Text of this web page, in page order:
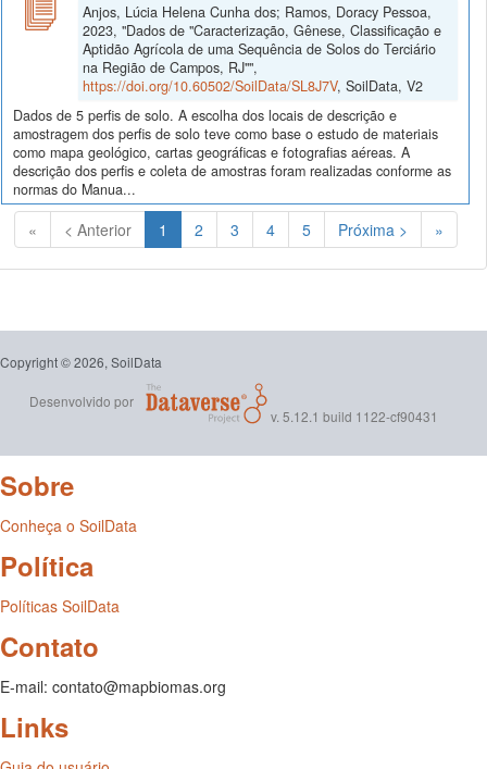
Anjos, Lúcia Helena Cunha dos; Ramos, Doracy Pessoa,
2023, "Dados de "Caracterização, Gênese, Classificação e
Aptidão Agrícola de uma Sequência de Solos do Terciário
na Região de Campos, RJ"",
https://doi.org/10.60502/SoilData/SL8J7V, SoilData, V2
Dados de 5 perfis de solo. A escolha dos locais de descrição e
amostragem dos perfis de solo teve como base o estudo de materiais
como mapa geológico, cartas geográficas e fotografias aéreas. A
descrição dos perfis e coleta de amostras foram realizadas conforme as
normas do Manua...
« < Anterior 1 (Atual)
2 3 4 5 Próxima > »
Copyright © 2026, SoilData
Desenvolvido por
v. 5.12.1 build 1122-cf90431
Sobre
Conheça o SoilData
Política
Políticas SoilData
Contato
E-mail: contato@mapbiomas.org
Links